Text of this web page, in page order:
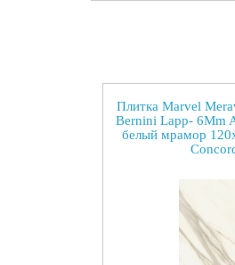
Плитка Marvel
Bernini Lapp- 6Mm
белый мрамор